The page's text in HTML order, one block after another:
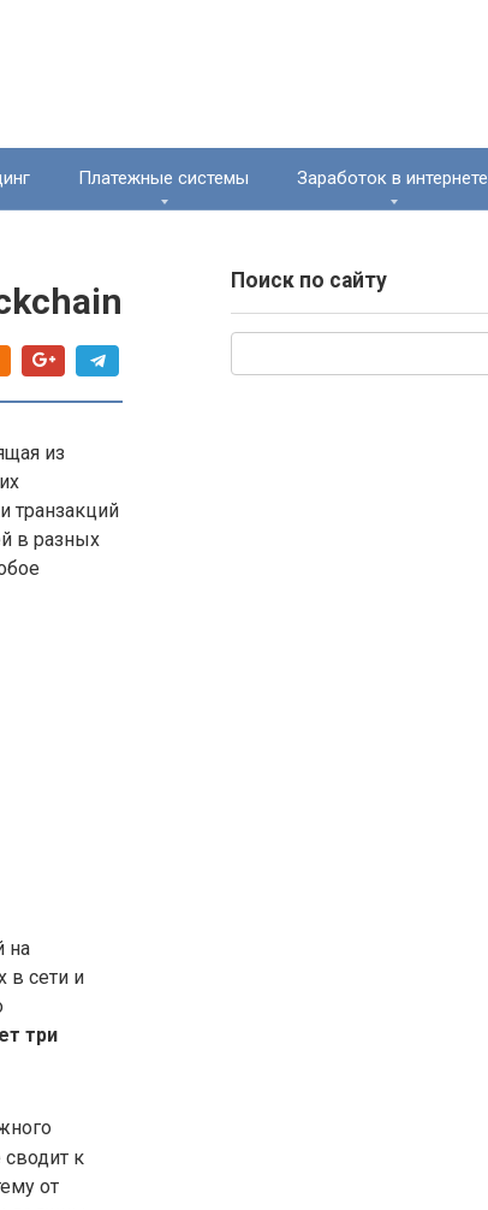
Платежные системы Заработок в интернете
из
транзакций
в разных
на
в сети и
три
к
от
Поиск по сайту